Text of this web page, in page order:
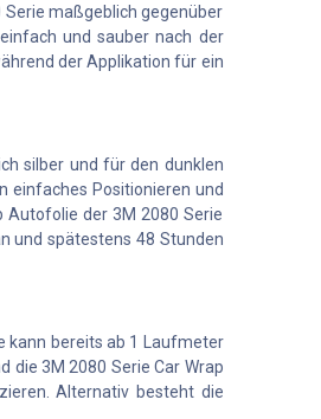
Serie maßgeblich gegenüber
und sauber nach der
der Applikation für ein
silber und für den dunklen
einfaches Positionieren und
Autofolie der 3M 2080 Serie
und spätestens 48 Stunden
kann bereits ab 1 Laufmeter
die 3M 2080 Serie Car Wrap
Alternativ besteht die